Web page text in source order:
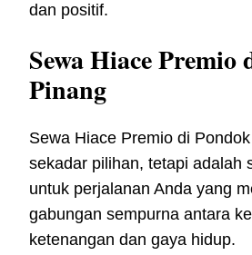
dan positif.
Sewa Hiace Premio
Pinang
Sewa Hiace Premio di
sekadar pilihan, tetapi adalah
untuk perjalanan Anda yang
gabungan sempurna antara
ketenangan dan gaya hidup.